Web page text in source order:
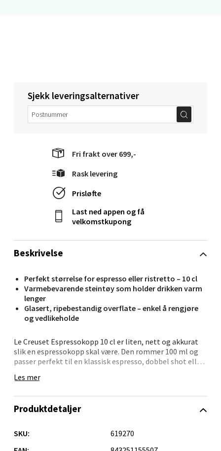
Beskrivelse
Perfekt størrelse for espresso eller ristretto – 10 cl
Varmebevarende steintøy som holder drikken varm
lenger
Glasert, ripebestandig overflate – enkel å rengjøre
og vedlikeholde
Le Creuset Espressokopp 10 cl er liten, nett og akkurat
slik en espressokopp skal være. Den rommer 100 ml og
passer perfekt til en klassisk espresso, dobbel shot eller
varmebevarende stentøy som gjør at kaffen holder seg
Koppen har en emaljert overflate som er lett å rengjøre
og oppvaskmaskin, og er tilgjengelig i flere glade farger
Les mer
Sjekk leveringsalternativer
Fri frakt over 699,-
Rask levering
Prisløfte
Last ned appen og få
velkomstkupong
Produktdetaljer
SKU:
619270
0 i butikk
Oppdal - Aunasenteret
Åpent i dag 10-18
Orkanger - Thon Senter Orkanger
Orkanger
Åpent i dag 09-18
0 i butikk
Velg
Sandvika - Thon Senter Sandvika